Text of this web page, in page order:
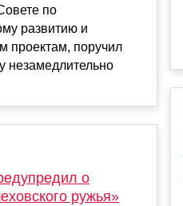
по
развитию и
проектам, поручил
незамедлительно
о
ружья»